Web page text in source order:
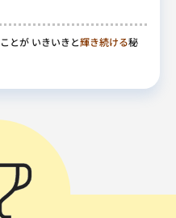
ことが いきいきと輝き続ける秘